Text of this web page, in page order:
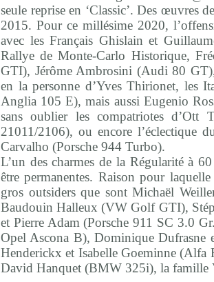
seule reprise en ‘Classic’. Des œuvres
2015. Pour ce millésime 2020,
avec les Français Ghislain et
Rallye de Monte-Carlo Historique,
GTI), Jérôme Ambrosini (Audi 80
en la personne d’Yves Thirionet, les
Anglia 105 E), mais aussi Eugenio
sans oublier les compatriotes
21011/2106), ou encore l’éclectique
Carvalho (Porsche 944 Turbo).
L’un des charmes de la Régularité à
être permanentes. Raison pour
gros outsiders que sont Michaël
Baudouin Halleux (VW Golf GTI),
et Pierre Adam (Porsche 911 SC 3.0
Opel Ascona B), Dominique Dufrasne
Henderickx et Isabelle Goeminne
David Hanquet (BMW 325i), la famille